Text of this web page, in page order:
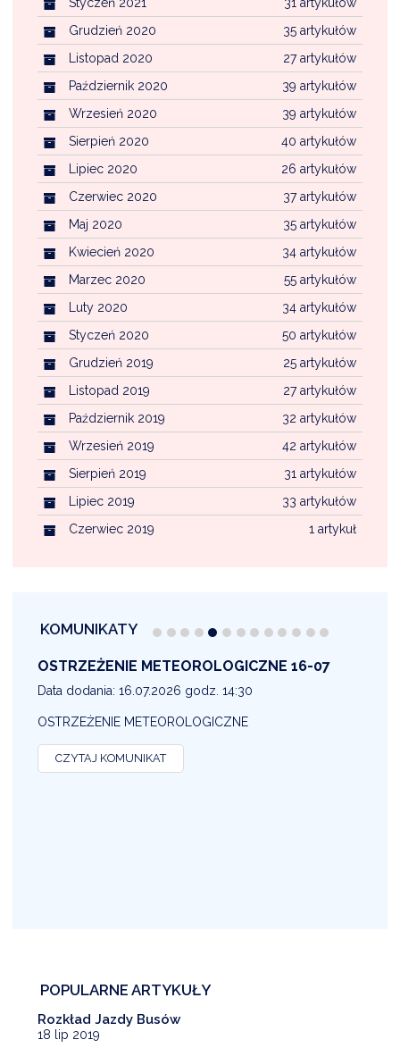
35 artykułów
Grudzień 2020
27 artykułów
Listopad 2020
39 artykułów
Październik 2020
39 artykułów
Wrzesień 2020
40 artykułów
Sierpień 2020
26 artykułów
Lipiec 2020
37 artykułów
Czerwiec 2020
35 artykułów
Maj 2020
34 artykułów
Kwiecień 2020
55 artykułów
Marzec 2020
34 artykułów
Luty 2020
50 artykułów
Styczeń 2020
25 artykułów
Grudzień 2019
27 artykułów
Listopad 2019
32 artykułów
Październik 2019
42 artykułów
Wrzesień 2019
31 artykułów
Sierpień 2019
33 artykułów
Lipiec 2019
1 artykuł
Czerwiec 2019
KOMUNIKATY
OSTRZEŻENIE METEOROLOGICZNE 16-07
Data dodania: 16.07.2026 godz. 14:30
OSTRZEŻENIE METEOROLOGICZNE
CZYTAJ KOMUNIKAT
POPULARNE ARTYKUŁY
Rozkład Jazdy Busów
18 lip 2019